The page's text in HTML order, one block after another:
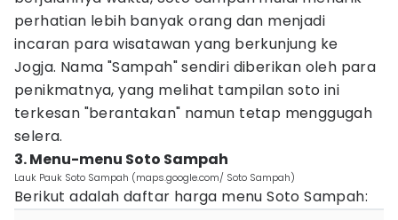
perhatian lebih banyak orang dan menjadi
incaran para wisatawan yang berkunjung ke
Jogja. Nama "Sampah" sendiri diberikan oleh para
penikmatnya, yang melihat tampilan soto ini
terkesan "berantakan" namun tetap menggugah
selera.
3. Menu-menu Soto Sampah
Lauk Pauk Soto Sampah (maps.google.com/ Soto Sampah)
Berikut adalah daftar harga menu Soto Sampah: